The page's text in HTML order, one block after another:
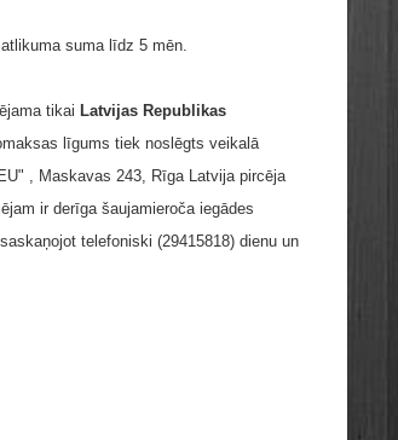
suma līdz 5 mēn.
tikai Latvijas Republikas
līgums tiek noslēgts veikalā
, Maskavas 243, Rīga Latvija pircēja
ir derīga šaujamieroča iegādes
telefoniski (29415818) dienu un